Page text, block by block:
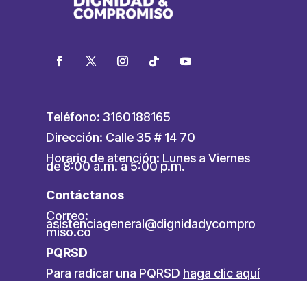
Teléfono: 3160188165
Dirección: Calle 35 # 14 70
Horario de atención: Lunes a Viernes
de 8:00 a.m. a 5:00 p.m.
Contáctanos
Correo:
asistenciageneral@dignidadycompro
miso.co
PQRSD
Para radicar una PQRSD haga clic aquí